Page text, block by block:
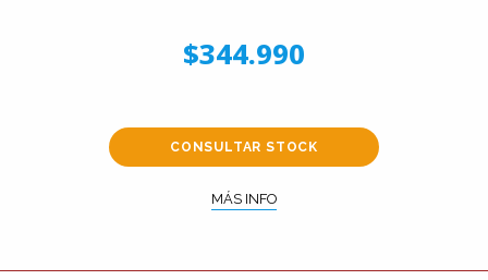
$344.990
CONSULTAR STOCK
MÁS INFO